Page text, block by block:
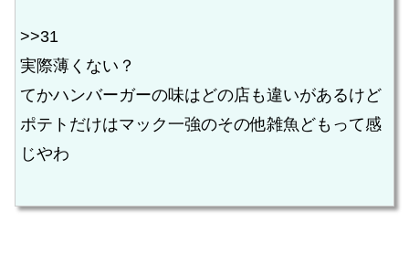
>>31
実際薄くない？
てかハンバーガーの味はどの店も違いがあるけど
ポテトだけはマック一強のその他雑魚どもって感
じやわ